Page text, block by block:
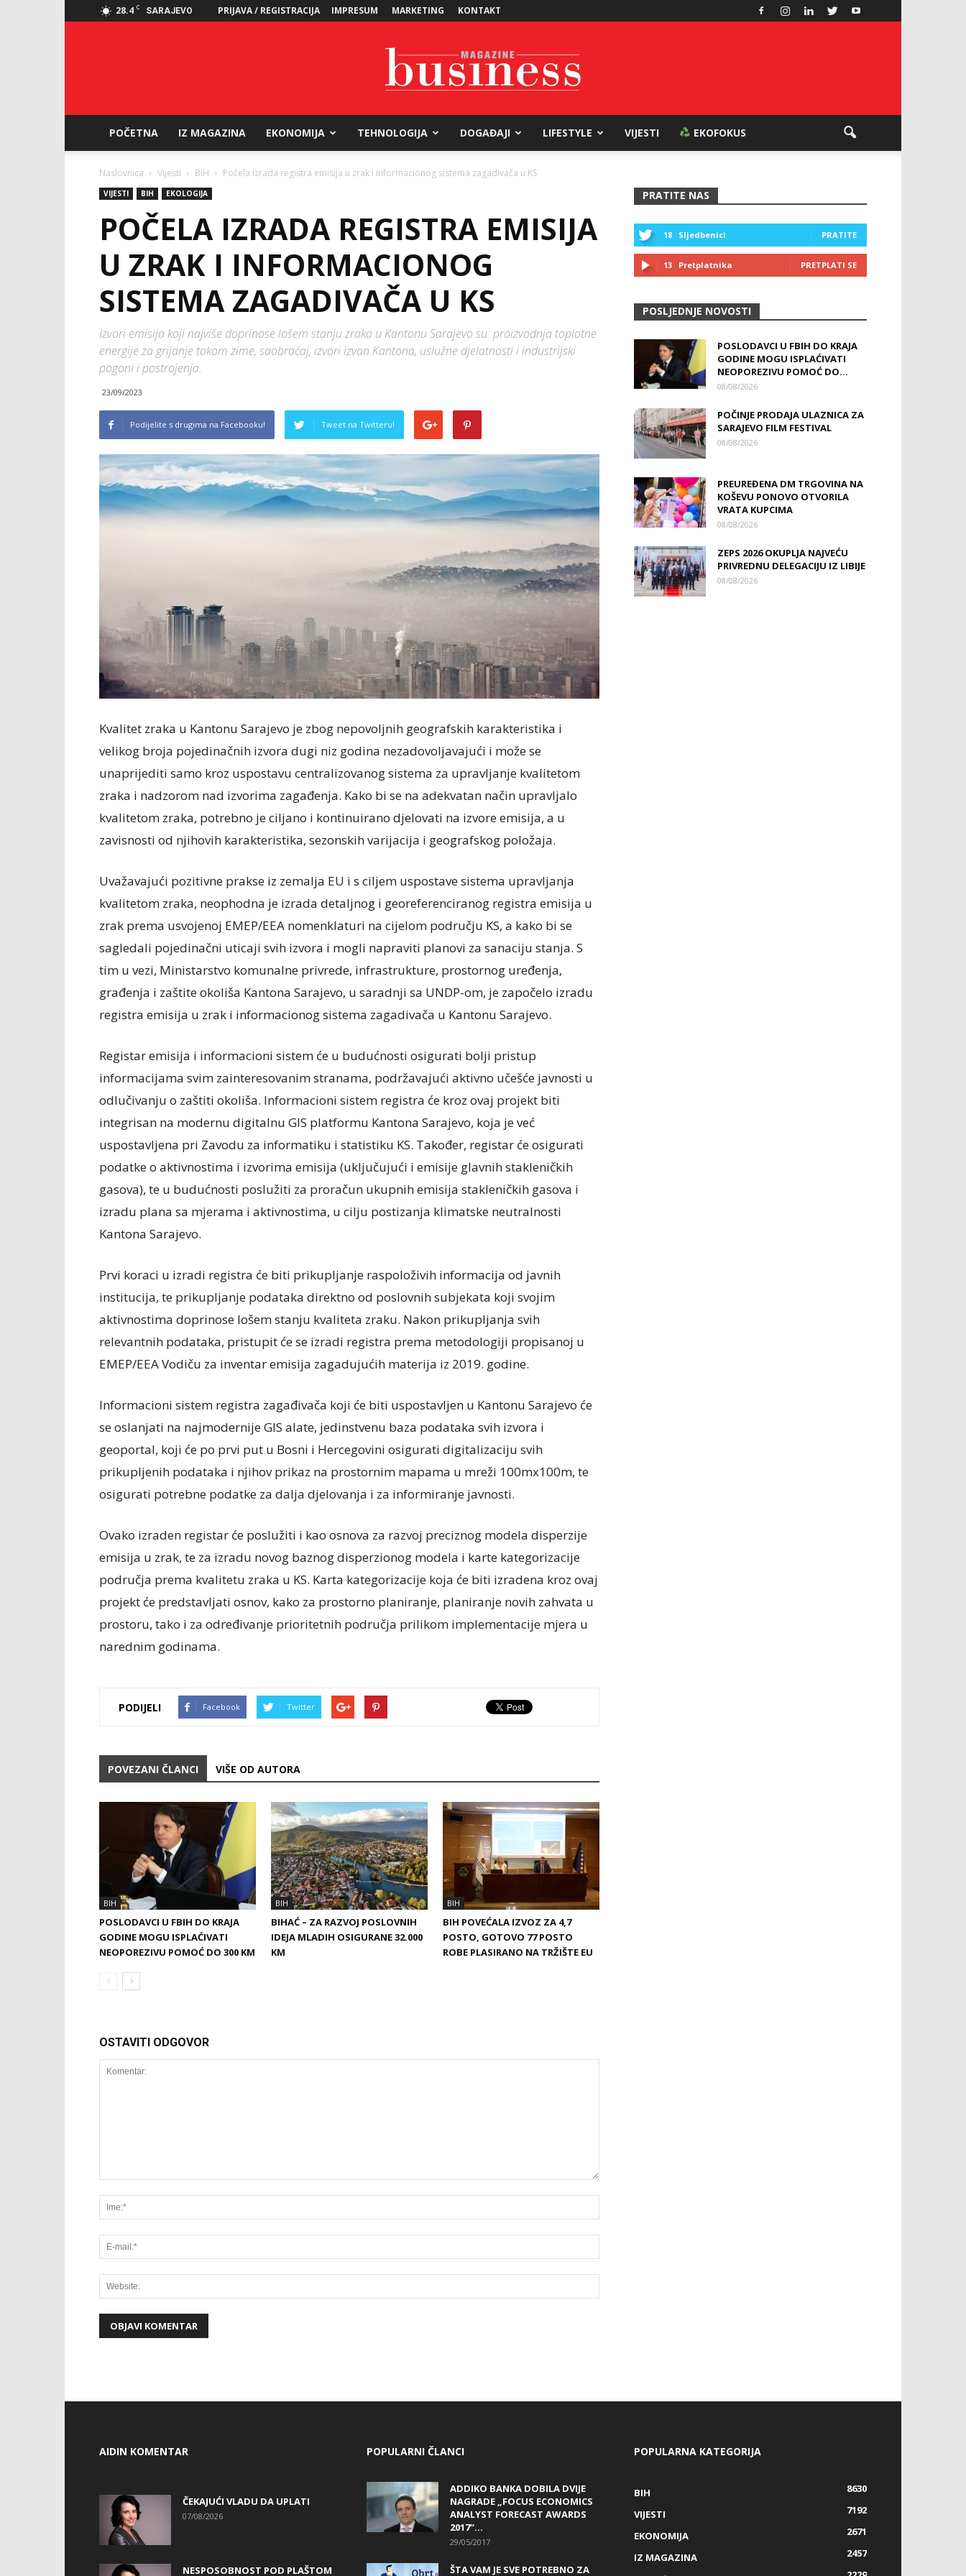
28.4 C SARAJEVO PRIJAVA / REGISTRACIJA IMPRESUM MARKETING KONTAKT
Magazine
POČETNA IZ MAGAZINA EKONOMIJA TEHNOLOGIJA DOGAĐAJI LIFESTYLE VIJESTI EKOFOKUS
Naslovnica Vijesti BiH Počela izrada registra emisija u zrak i informacionog sistema zagadivača u KS
VIJESTI BIH EKOLOGIJA
POČELA IZRADA REGISTRA EMISIJA
U ZRAK I INFORMACIONOG
SISTEMA ZAGADIVAČA U KS
Izvori emisija koji najviše doprinose lošem stanju zraka u Kantonu Sarajevo su: proizvodnja toplotne
energije za grijanje tokom zime, saobraćaj, izvori izvan Kantona, uslužne djelatnosti i industrijski
pogoni i postrojenja.
23/09/2023
Podijelite s drugima na Facebooku! Tweet na Twitteru!
Kvalitet zraka u Kantonu Sarajevo je zbog nepovoljnih geografskih karakteristika i
velikog broja pojedinačnih izvora dugi niz godina nezadovoljavajući i može se
unaprijediti samo kroz uspostavu centralizovanog sistema za upravljanje kvalitetom
zraka i nadzorom nad izvorima zagađenja. Kako bi se na adekvatan način upravljalo
kvalitetom zraka, potrebno je ciljano i kontinuirano djelovati na izvore emisija, a u
zavisnosti od njihovih karakteristika, sezonskih varijacija i geografskog položaja.
Uvažavajući pozitivne prakse iz zemalja EU i s ciljem uspostave sistema upravljanja
kvalitetom zraka, neophodna je izrada detaljnog i georeferenciranog registra emisija u
zrak prema usvojenoj EMEP/EEA nomenklaturi na cijelom području KS, a kako bi se
sagledali pojedinačni uticaji svih izvora i mogli napraviti planovi za sanaciju stanja. S
tim u vezi, Ministarstvo komunalne privrede, infrastrukture, prostornog uređenja,
građenja i zaštite okoliša Kantona Sarajevo, u saradnji sa UNDP-om, je započelo izradu
registra emisija u zrak i informacionog sistema zagadivača u Kantonu Sarajevo.
Registar emisija i informacioni sistem će u budućnosti osigurati bolji pristup
informacijama svim zainteresovanim stranama, podržavajući aktivno učešće javnosti u
odlučivanju o zaštiti okoliša. Informacioni sistem registra će kroz ovaj projekt biti
integrisan na modernu digitalnu GIS platformu Kantona Sarajevo, koja je već
uspostavljena pri Zavodu za informatiku i statistiku KS. Također, registar će osigurati
podatke o aktivnostima i izvorima emisija (uključujući i emisije glavnih stakleničkih
gasova), te u budućnosti poslužiti za proračun ukupnih emisija stakleničkih gasova i
izradu plana sa mjerama i aktivnostima, u cilju postizanja klimatske neutralnosti
Kantona Sarajevo.
Prvi koraci u izradi registra će biti prikupljanje raspoloživih informacija od javnih
institucija, te prikupljanje podataka direktno od poslovnih subjekata koji svojim
aktivnostima doprinose lošem stanju kvaliteta zraku. Nakon prikupljanja svih
relevantnih podataka, pristupit će se izradi registra prema metodologiji propisanoj u
EMEP/EEA Vodiču za inventar emisija zagadujućih materija iz 2019. godine.
Informacioni sistem registra zagađivača koji će biti uspostavljen u Kantonu Sarajevo će
se oslanjati na najmodernije GIS alate, jedinstvenu baza podataka svih izvora i
geoportal, koji će po prvi put u Bosni i Hercegovini osigurati digitalizaciju svih
prikupljenih podataka i njihov prikaz na prostornim mapama u mreži 100mx100m, te
osigurati potrebne podatke za dalja djelovanja i za informiranje javnosti.
Ovako izraden registar će poslužiti i kao osnova za razvoj preciznog modela disperzije
emisija u zrak, te za izradu novog baznog disperzionog modela i karte kategorizacije
područja prema kvalitetu zraka u KS. Karta kategorizacije koja će biti izradena kroz ovaj
projekt će predstavljati osnov, kako za prostorno planiranje, planiranje novih zahvata u
prostoru, tako i za određivanje prioritetnih područja prilikom implementacije mjera u
narednim godinama.
PODIJELI Facebook Twitter
POVEZANI ČLANCI VIŠE OD AUTORA
BIH
POSLODAVCI U FBIH DO KRAJA
GODINE MOGU ISPLAĆIVATI
NEOPOREZIVU POMOĆ DO 300 KM
BIH
BIHAĆ – ZA RAZVOJ POSLOVNIH
IDEJA MLADIH OSIGURANE 32.000
KM
BIH
BIH POVEĆALA IZVOZ ZA 4,7
POSTO, GOTOVO 77 POSTO
ROBE PLASIRANO NA TRŽIŠTE EU
OSTAVITI ODGOVOR
PRATITE NAS
18 Sljedbenici PRATITE
13 Pretplatnika PRETPLATI SE
POSLJEDNJE NOVOSTI
POSLODAVCI U FBIH DO KRAJA
GODINE MOGU ISPLAĆIVATI
NEOPOREZIVU POMOĆ DO...
08/08/2026
POČINJE PRODAJA ULAZNICA ZA
SARAJEVO FILM FESTIVAL
08/08/2026
PREUREĐENA DM TRGOVINA NA
KOŠEVU PONOVO OTVORILA
VRATA KUPCIMA
08/08/2026
ZEPS 2026 OKUPLJA NAJVEĆU
PRIVREDNU DELEGACIJU IZ LIBIJE
08/08/2026
AIDIN KOMENTAR
ČEKAJUĆI VLADU DA UPLATI
07/08/2026
NESPOSOBNOST POD PLAŠTOM
POPULARNI ČLANCI
ADDIKO BANKA DOBILA DVIJE
NAGRADE „FOCUS ECONOMICS
ANALYST FORECAST AWARDS
2017“...
29/05/2017
ŠTA VAM JE SVE POTREBNO ZA
POPULARNA KATEGORIJA
BIH
8630
VIJESTI
7192
EKONOMIJA
2671
IZ MAGAZINA
2457